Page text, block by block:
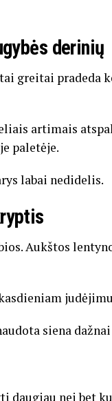
derinių
greitai pradeda
artimais
paletėje.
labai nedidelis.
Aukštos
siena
daugiau nei bet